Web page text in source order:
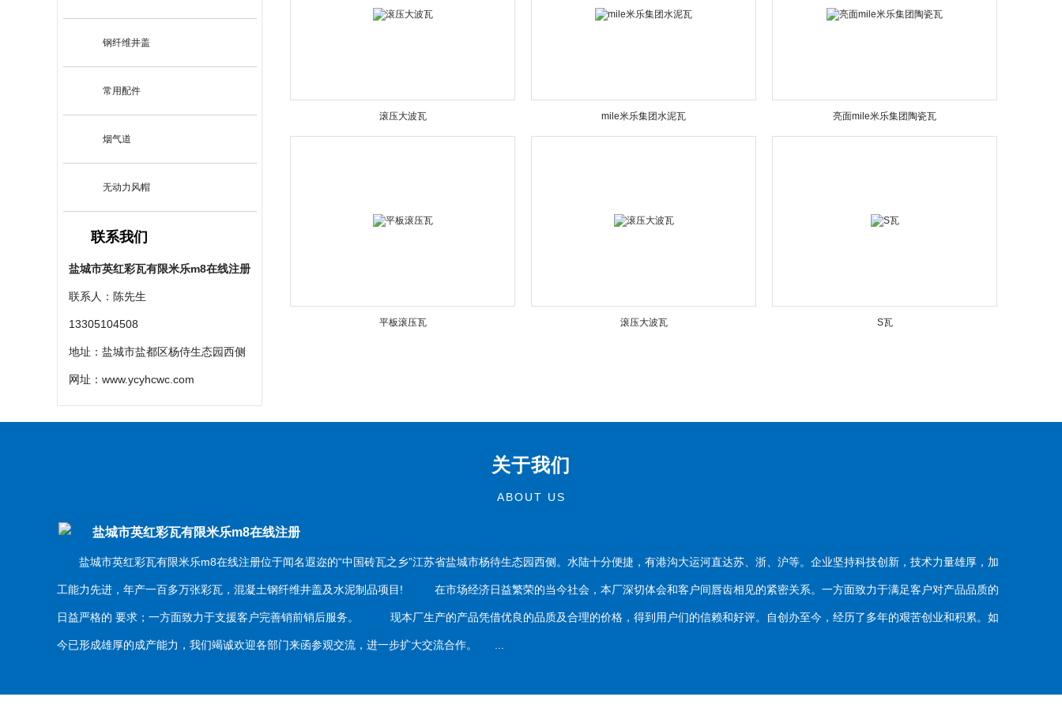
钢纤维井盖
常用配件
烟气道
无动力风帽
联系我们
盐城市英红彩瓦有限米乐m8在线注册
联系人：陈先生
13305104508
地址：盐城市盐都区杨侍生态园西侧
网址： www.ycyhcwc.com
滚压大波瓦 mile米乐集团水泥瓦 亮面mile米乐集团陶瓷瓦
平板滚压瓦 滚压大波瓦 S瓦
关于我们
ABOUT US
盐城市英红彩瓦有限米乐m8在线注册
盐城市英红彩瓦有限米乐m8在线注册位于闻名遐迩的“中国砖瓦之乡”江苏省盐城市杨待生态园西侧。水陆十分便捷，有港沟大运河直达苏、浙、沪等。企业坚持科技创新，技术力量雄厚，加
工能力先进，年产一百多万张彩瓦，混凝土钢纤维井盖及水泥制品项目! 在市场经济日益繁荣的当今社会，本厂深切体会和客户间唇齿相见的紧密关系。一方面致力于满足客户对产品品质的
日益严格的 要求；一方面致力于支援客户完善销前销后服务。 现本厂生产的产品凭借优良的品质及合理的价格，得到用户们的信赖和好评。自创办至今，经历了多年的艰苦创业和积累。如
今已形成雄厚的成产能力，我们竭诚欢迎各部门来函参观交流，进一步扩大交流合作。 ...